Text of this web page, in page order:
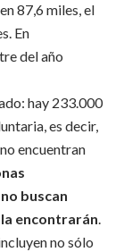
87,6 miles, el
En
del año
hay 233.000
es decir,
encuentran
buscan
encontrarán.
no sólo